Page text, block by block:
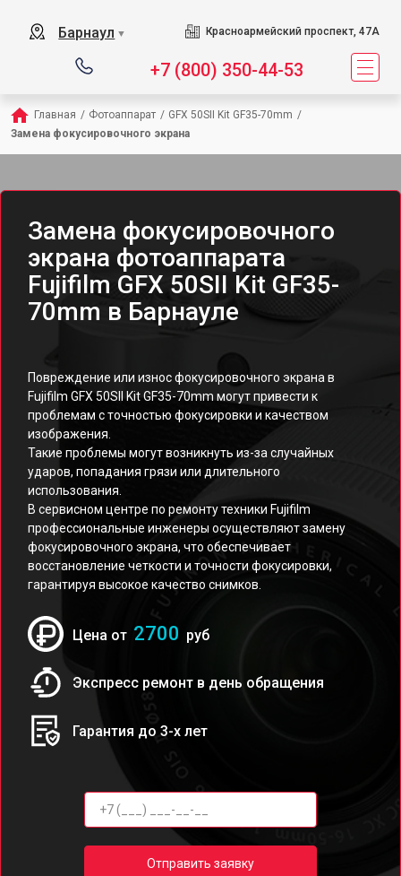
Барнаул ▼ Красноармейский проспект, 47А
+7 (800) 350-44-53
Главная / Фотоаппарат / GFX 50SII Kit GF35-70mm /
Замена фокусировочного экрана
Замена фокусировочного
экрана фотоаппарата
Fujifilm GFX 50SII Kit GF35-
70mm в Барнауле
Повреждение или износ фокусировочного экрана в
Fujifilm GFX 50SII Kit GF35-70mm могут привести к
проблемам с точностью фокусировки и качеством
изображения.
Такие проблемы могут возникнуть из-за случайных
ударов, попадания грязи или длительного
использования.
В сервисном центре по ремонту техники Fujifilm
профессиональные инженеры осуществляют замену
фокусировочного экрана, что обеспечивает
восстановление четкости и точности фокусировки,
гарантируя высокое качество снимков.
Цена от 2700 руб
Экспресс ремонт в день обращения
Гарантия до 3-х лет
Отправить заявку